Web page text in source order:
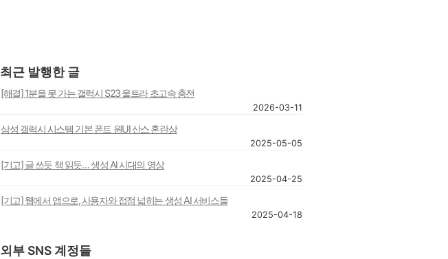
최근 발행한 글
[해결] 1분을 못 가는 갤럭시 S23 울트라 초고속 충전
2026-03-11
삼성 갤럭시 시스템 기본 폰트 원UI 산스 혼란상
2025-05-05
[기고] 글 쓰듯 책 읽듯… 생성 AI 시대의 영상
2025-04-25
[기고] 웹에서 앱으로, 사용자와 접점 넓히는 생성 AI 서비스들
2025-04-18
외부 SNS 계정들